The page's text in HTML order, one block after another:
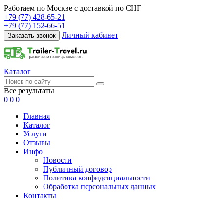
Работаем по Москве с доставкой по СНГ
+79 (77) 428-65-21
+79 (77) 152-66-51
Заказать звонок Личный кабинет
Каталог
Все результаты
0 0 0
Главная
Каталог
Услуги
Отзывы
Инфо
Новости
Публичный договор
Политика конфиденциальности
Обработка персональных данных
Контакты